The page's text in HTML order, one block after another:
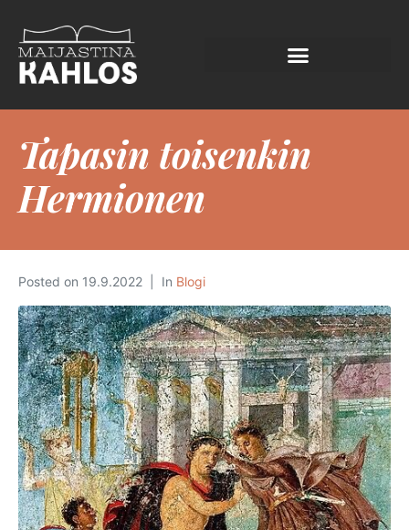
Tapasin toisenkin
Hermionen
Posted on 19.9.2022 In Blogi